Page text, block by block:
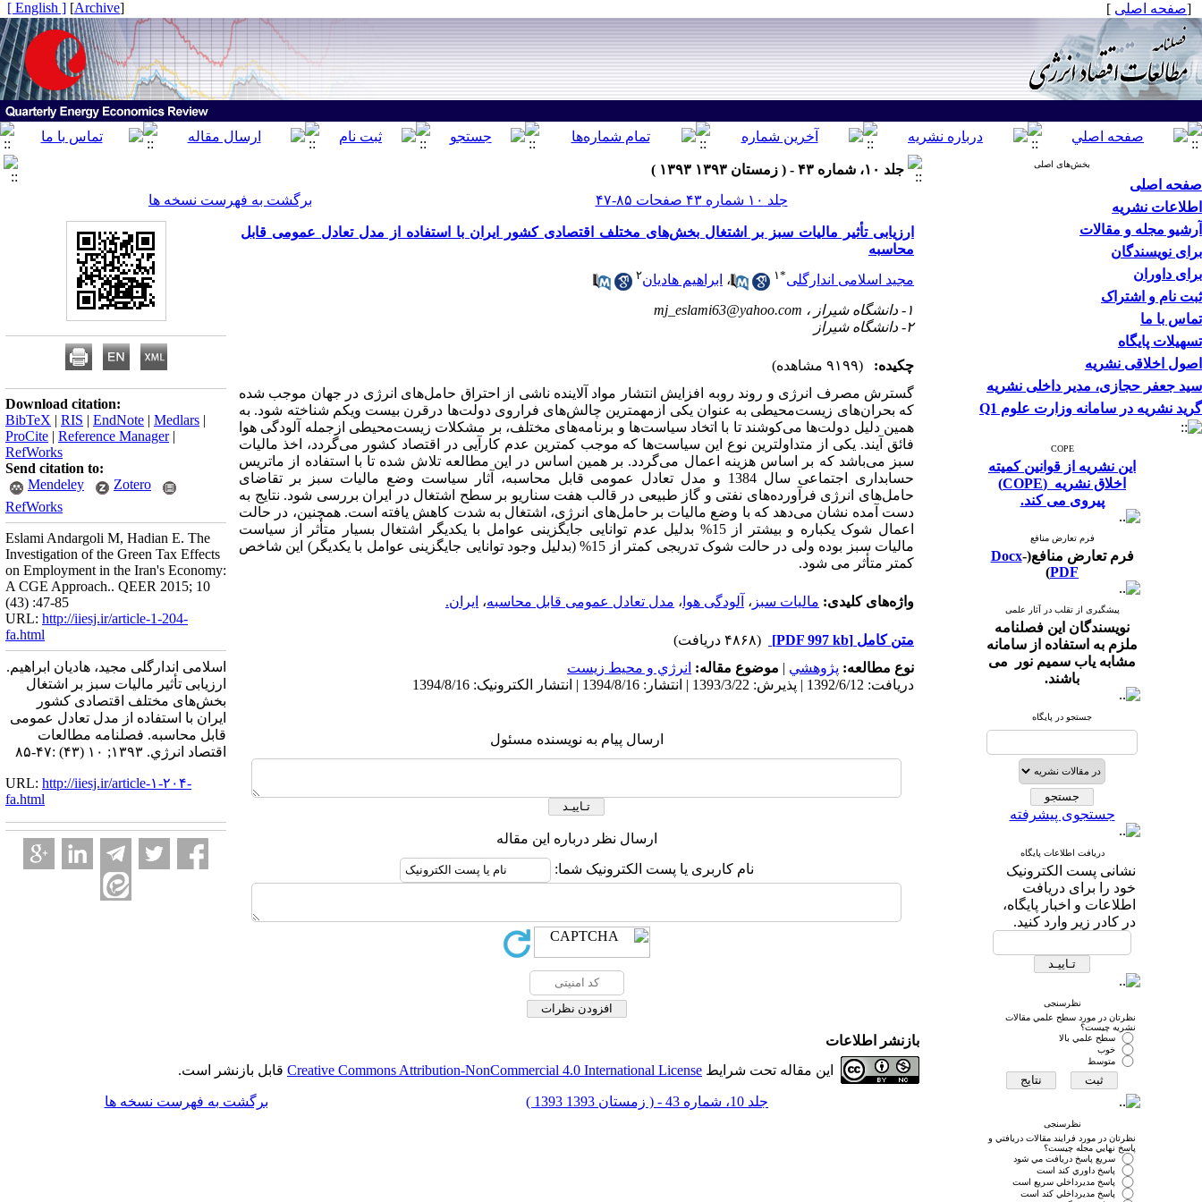
[صفحه اصلی ]
[
Archive
]
[ English ]
بخش‌های اصلی
صفحه اصلی
اطلاعات نشریه
آرشیو مجله و مقالات
برای نویسندگان
برای داوران
ثبت نام و اشتراک
تماس با ما
تسهیلات پایگاه
اصول اخلاقی نشریه
سید جعفر حجازی، مدیر داخلی نشریه
گرید نشریه در سامانه وزارت علوم Q1
COPE
این نشریه از قوانین کمیته
اخلاق نشریه (COPE)
پیروی می کند.
فرم تعارض منافع
فرم تعارض منافع( Docx-
PDF
)
پیشگیری از تقلب در آثار علمی
نویسندگان این فصلنامه
ملزم به استفاده از سامانه
مشابه یاب سمیم نور می
باشند.
جستجو در پایگاه
جستجوی پیشرفته
دریافت اطلاعات پایگاه
نشانی پست الکترونیک
خود را برای دریافت
اطلاعات و اخبار پایگاه،
در کادر زیر وارد کنید.
نظرسنجی
نظرتان در مورد سطح علمي مقالات
نشريه چيست؟
سطح علمي بالا
خوب
متوسط
نظرسنجی
نظرتان در مورد فرايند مقالات دريافتي و
پاسخ نهايي مجله چيست؟
سريع پاسخ دريافت مي شود
پاسخ داوري كند است
پاسخ مديرداخلي سريع است
پاسخ مديرداخلي كند است
جلد ۱۰، شماره ۴۳ - ( زمستان ۱۳۹۳ ۱۳۹۳ )
جلد ۱۰ شماره ۴۳ صفحات ۸۵-۴۷
برگشت به فهرست نسخه ها
ارزیابی تأثیر مالیات سبز بر اشتغال بخش‌های مختلف اقتصادی کشور ایران با استفاده از مدل تعادل عمومی قابل
محاسبه
مجید اسلامی اندارگلی*۱ ، ابراهیم هادیان۲
۱- دانشگاه شیراز ،
mj_eslami63@yahoo.com
۲- دانشگاه شیراز
چکیده:
(۹۱۹۹ مشاهده)
گسترش مصرف انرژی و روند روبه افزایش انتشار مواد آلاینده ناشی از احتراق حامل‌های انرژی در جهان موجب شده
که بحران‌های زیست‌محیطی به عنوان یکی ازمهمترین چالش‌های فراروی دولت‌ها درقرن بیست ویکم شناخته شود. به
همین دلیل دولت‌ها می‌کوشند تا با اتخاد سیاست‌ها و برنامه‌های مختلف، بر مشکلات زیست‌محیطی ازجمله آلودگی هوا
فائق آیند. یکی از متداولترین نوع این سیاست‌ها که موجب کمترین عدم کارآیی در اقتصاد کشور می‌گردد، اخذ مالیات
سبز می‌باشد که بر اساس هزینه اعمال می‌گردد. بر همین اساس در این مطالعه تلاش شده تا با استفاده از ماتریس
حسابداری اجتماعی سال 1384 و مدل تعادل عمومی قابل محاسبه، آثار سیاست وضع مالیات سبز بر تقاضای
حامل‌های انرژی فرآورده‌های نفتی و گاز طبیعی در قالب هفت سناریو بر سطح اشتغال در ایران بررسی شود. نتایج به
دست آمده نشان می‌دهد که با وضع مالیات بر حامل‌های انرژی، اشتغال به شدت کاهش یافته است. همچنین، در حالت
اعمال شوک یکباره و بیشتر از 15% بدلیل عدم توانایی جایگزینی عوامل با یکدیگر اشتغال بسیار متأثر از سیاست
مالیات سبز بوده ولی در حالت شوک تدریجی کمتر از 15% (بدلیل وجود توانایی جایگزینی عوامل با یکدیگر) این شاخص
کمتر متأثر می شود.
واژه‌های کلیدی: مالیات سبز ، آلودگی هوا ، مدل تعادل عمومی قابل محاسبه، ایران.
متن کامل [PDF 997 kb]
(۴۸۶۸ دریافت)
نوع مطالعه: پژوهشي | موضوع مقاله: انرژي و محيط زيست
دریافت: 1392/6/12 | پذیرش: 1393/3/22 | انتشار: 1394/8/16 | انتشار الکترونیک: 1394/8/16
ارسال پیام به نویسنده مسئول
ارسال نظر درباره این مقاله
نام کاربری یا پست الکترونیک شما:
Download citation:
BibTeX | RIS | EndNote | Medlars |
ProCite | Reference Manager|
RefWorks
Send citation to:
Mendeley
Zotero
RefWorks
Eslami Andargoli M, Hadian E. The
Investigation of the Green Tax Effects
on Employment in the Iran's Economy:
A CGE Approach.. QEER 2015; 10
(43) :47-85
URL: http://iiesj.ir/article-1-204-
fa.html
اسلامی اندارگلی مجید، هادیان ابراهیم.
ارزیابی تأثیر مالیات سبز بر اشتغال
بخش‌های مختلف اقتصادی کشور
ایران با استفاده از مدل تعادل عمومی
قابل محاسبه. فصلنامه مطالعات
اقتصاد انرژي. ۱۳۹۳; ۱۰ (۴۳) :۴۷-۸۵
URL: http://iiesj.ir/article-۱-۲۰۴-
fa.html
بازنشر اطلاعات
این مقاله تحت شرایط Creative Commons Attribution-NonCommercial 4.0 International License قابل بازنشر است.
جلد 10، شماره 43 - ( زمستان 1393 1393 ) برگشت به فهرست نسخه ها